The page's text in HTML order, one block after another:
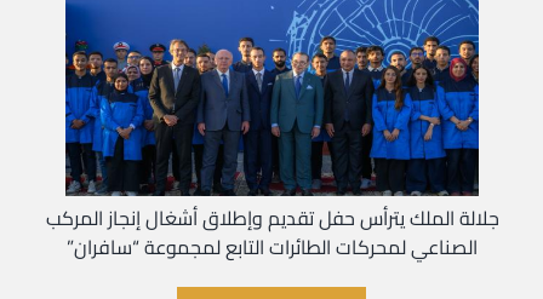
جلالة الملك يترأس حفل تقديم وإطلاق أشغال إنجاز المركب
الصناعي لمحركات الطائرات التابع لمجموعة “سافران”